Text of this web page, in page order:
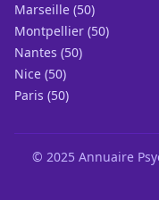
Marseille (50)
Montpellier (50)
Nantes (50)
Nice (50)
Paris (50)
© 2025 Annuaire